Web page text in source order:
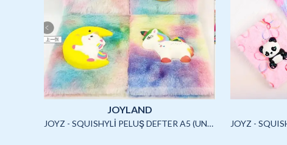
JOYLAND
JOYZ - SQUISHYLİ PELUŞ DEFTER A5 (UNICORN2)-4/S